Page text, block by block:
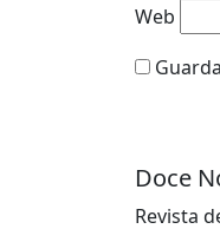
Web
Doce
Revista